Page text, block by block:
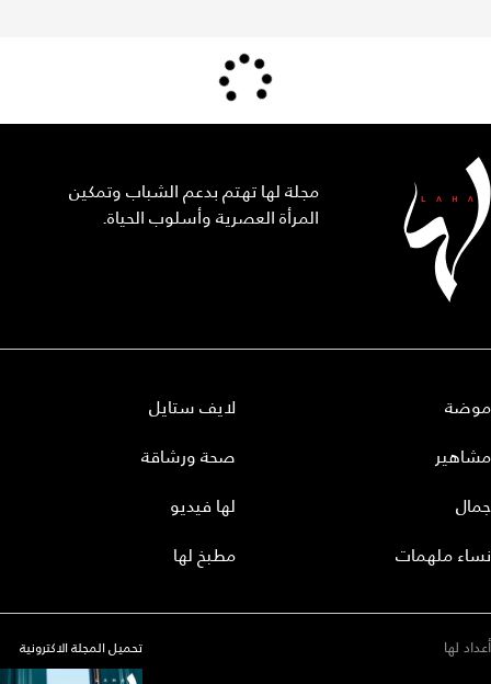
مجلة لها تهتم بدعم الشباب وتمكين
المرأة العصرية وأسلوب الحياة.
موضة
مشاهير
جمال
نساء ملهمات
لايف ستايل
صحة ورشاقة
لها فيديو
مطبخ لها
أعداد لها
تحميل المجلة الاكترونية